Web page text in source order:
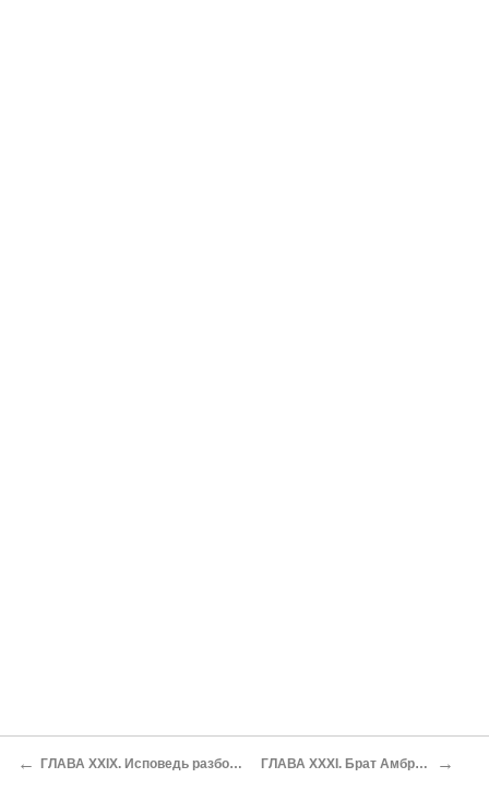
← ГЛАВА XXIX. Исповедь разбойника ГЛАВА XXXI. Брат Амбросио →